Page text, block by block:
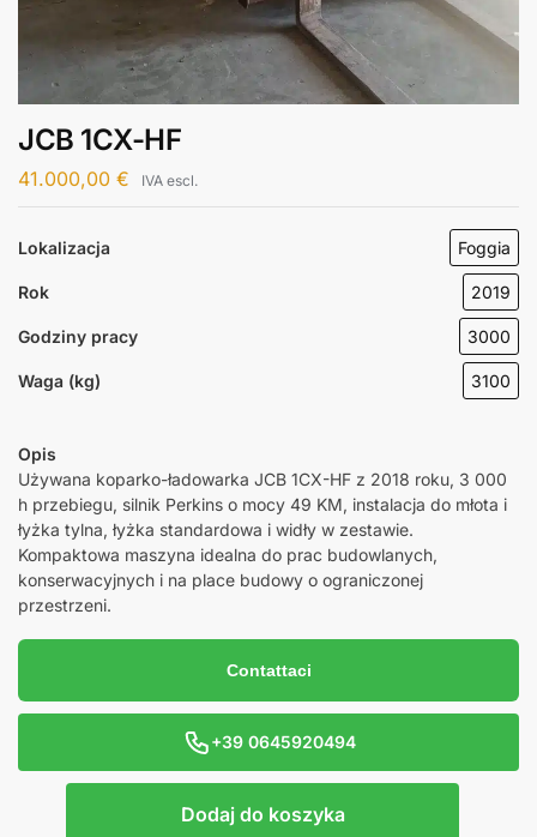
JCB 1CX-HF
41.000,00 € IVA escl.
Lokalizacja Foggia
Rok 2019
Godziny pracy 3000
Waga (kg) 3100
Opis
Używana koparko-ładowarka JCB 1CX-HF z 2018 roku, 3 000
h przebiegu, silnik Perkins o mocy 49 KM, instalacja do młota i
łyżka tylna, łyżka standardowa i widły w zestawie.
Kompaktowa maszyna idealna do prac budowlanych,
konserwacyjnych i na place budowy o ograniczonej
przestrzeni.
Contattaci
+39 0645920494
Dodaj do koszyka